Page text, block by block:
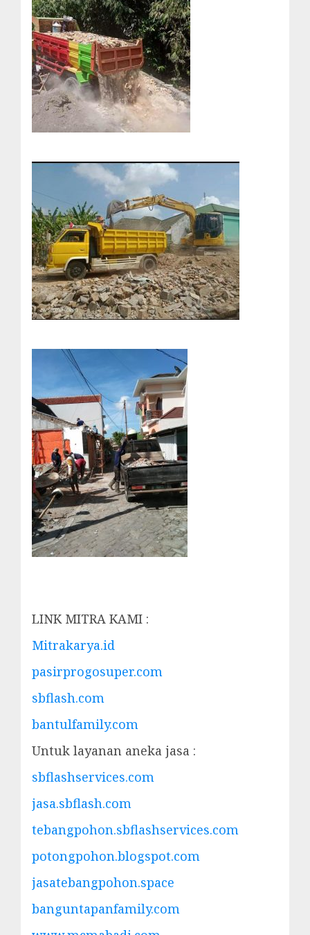
LINK MITRA KAMI :
Mitrakarya.id
pasirprogosuper.com
sbflash.com
bantulfamily.com
Untuk layanan aneka jasa :
sbflashservices.com
jasa.sbflash.com
tebangpohon.sbflashservices.com
potongpohon.blogspot.com
jasatebangpohon.space
banguntapanfamily.com